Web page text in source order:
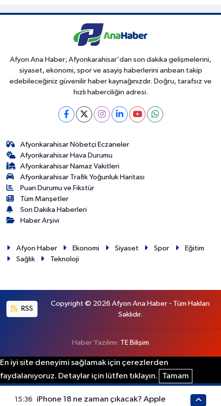
Afyon Ana Haber; Afyonkarahisar'dan son dakika gelişmelerini,
siyaset, ekonomi, spor ve asayiş haberlerini anbean takip
edebileceğiniz güvenilir haber kaynağınızdır. Doğru, tarafsız ve
hızlı haberciliğin adresi.
Afyonkarahisar Nöbetçi Eczaneler
Afyonkarahisar Hava Durumu
Afyonkarahisar Namaz Vakitleri
Afyonkarahisar Trafik Yoğunluk Haritası
Puan Durumu ve Fikstür
Tüm Manşetler
Son Dakika Haberleri
Haber Arşivi
Afyon Haber Ekonomi Siyaset Spor
Eğitim
Sağlık
Teknoloji
RSS
Copyright © 2026 Afyon Ana Haber - Tüm Hakları
Saklıdır.
Haber Yazılımı: TE Bilişim
En iyi site deneyimi sağlamak için çerezlerden
faydalanıyoruz. Detaylar için lütfen tıklayın.
Tamam
15:36
iPhone 18 ne zaman çıkacak? Apple